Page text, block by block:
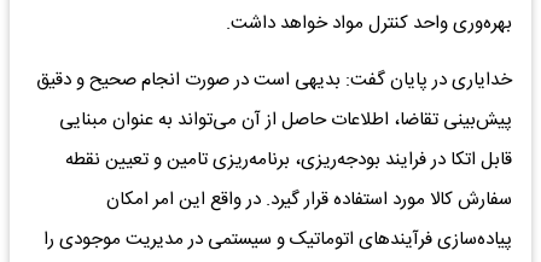
بهره‌وری واحد کنترل مواد خواهد داشت.
خدایاری در پایان گفت: بدیهی است در صورت انجام صحیح و دقیق
پیش‌بینی تقاضا، اطلاعات حاصل از آن می‌تواند به عنوان مبنایی
قابل اتکا در فرایند بودجه‌ریزی، برنامه‌ریزی تامین و تعیین نقطه
سفارش کالا مورد استفاده قرار گیرد. در واقع این امر امکان
پیاده‌سازی فرآیند‌های اتوماتیک و سیستمی در مدیریت موجودی را